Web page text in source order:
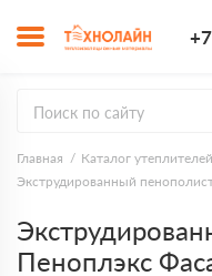
Главная Каталог
Экструдированный
Пеноплэкс